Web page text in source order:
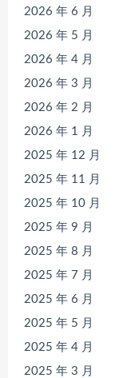
2026 年 6 月
2026 年 5 月
2026 年 4 月
2026 年 3 月
2026 年 2 月
2026 年 1 月
2025 年 12 月
2025 年 11 月
2025 年 10 月
2025 年 9 月
2025 年 8 月
2025 年 7 月
2025 年 6 月
2025 年 5 月
2025 年 4 月
2025 年 3 月